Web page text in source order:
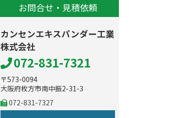
お問合せ・見積依頼
カンセンエキスパンダー工業
株式会社
072-831-7321
〒573-0094
大阪府枚方市南中振2-31-3
072-831-7327